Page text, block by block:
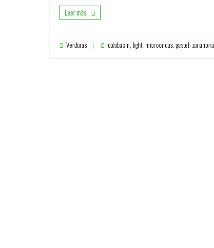
Leer más
Verduras calabacin, light, microondas, pastel, zanahoria